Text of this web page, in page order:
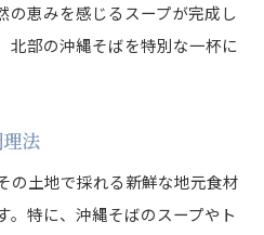
アーの魅力
む旅の提案
み合わせる楽しみ方
つ北部の沖縄そば
の恵みを感じるスープが完成し
北部の沖縄そばを特別な一杯に
法
の土地で採れる新鮮な地元食材
。特に、沖縄そばのスープやト